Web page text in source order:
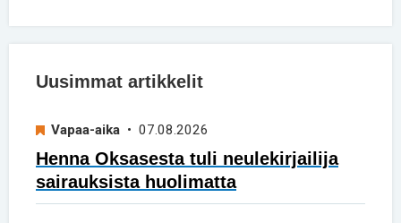
Uusimmat artikkelit
Vapaa-aika • 07.08.2026
Henna Oksasesta tuli neulekirjailija
sairauksista huolimatta